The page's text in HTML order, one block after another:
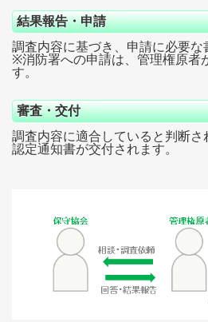
結果報告・申請
調査内容に基づき、申請に必要な
※消防署への申請は、管理権原者
す。
審査・交付
調査内容に適合していると判断さ
認定通知書が交付されます。